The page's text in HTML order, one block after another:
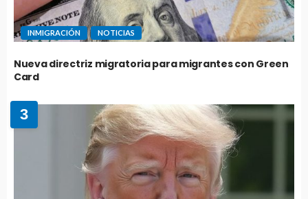
INMIGRACIÓN NOTICIAS
Nueva directriz migratoria para migrantes con Green
Card
3